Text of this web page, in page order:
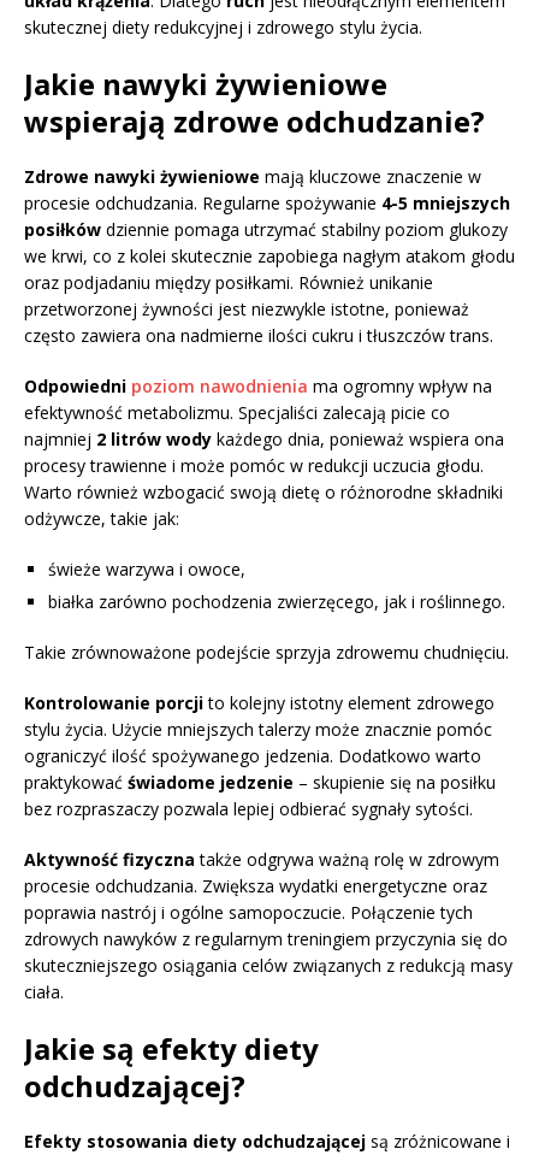
skutecznej diety redukcyjnej i zdrowego stylu życia.
Jakie nawyki żywieniowe
wspierają zdrowe odchudzanie?
Zdrowe nawyki żywieniowe mają kluczowe znaczenie w
procesie odchudzania. Regularne spożywanie 4-5 mniejszych
posiłków dziennie pomaga utrzymać stabilny poziom glukozy
we krwi, co z kolei skutecznie zapobiega nagłym atakom głodu
oraz podjadaniu między posiłkami. Również unikanie
przetworzonej żywności jest niezwykle istotne, ponieważ
często zawiera ona nadmierne ilości cukru i tłuszczów trans.
Odpowiedni poziom nawodnienia ma ogromny wpływ na
efektywność metabolizmu. Specjaliści zalecają picie co
najmniej 2 litrów wody każdego dnia, ponieważ wspiera ona
procesy trawienne i może pomóc w redukcji uczucia głodu.
Warto również wzbogacić swoją dietę o różnorodne składniki
odżywcze, takie jak:
świeże warzywa i owoce,
białka zarówno pochodzenia zwierzęcego, jak i roślinnego.
Takie zrównoważone podejście sprzyja zdrowemu chudnięciu.
Kontrolowanie porcjito kolejny istotny element zdrowego
stylu życia. Użycie mniejszych talerzy może znacznie pomóc
ograniczyć ilość spożywanego jedzenia. Dodatkowo warto
praktykować świadome jedzenie – skupienie się na posiłku
bez rozpraszaczy pozwala lepiej odbierać sygnały sytości.
Aktywność fizyczna także odgrywa ważną rolę w zdrowym
procesie odchudzania. Zwiększa wydatki energetyczne oraz
poprawia nastrój i ogólne samopoczucie. Połączenie tych
zdrowych nawyków z regularnym treningiem przyczynia się do
skuteczniejszego osiągania celów związanych z redukcją masy
ciała.
Jakie są efekty diety
odchudzającej?
Efekty stosowania diety odchudzającej są zróżnicowane i